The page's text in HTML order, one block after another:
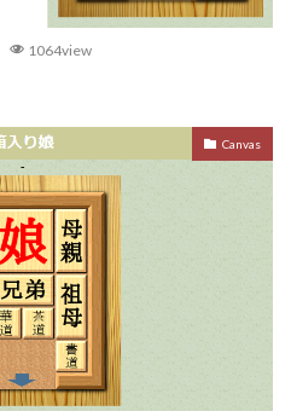
1064view
Canvas